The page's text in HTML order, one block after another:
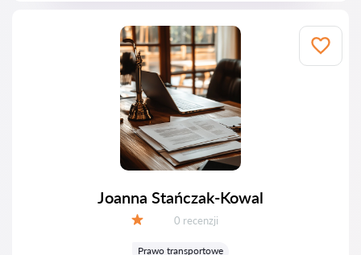
Joanna Stańczak-Kowal
Recenzji:
0 recenzji
Prawo transportowe